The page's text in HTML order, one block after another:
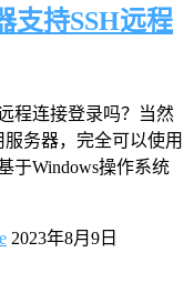
支持SSH远程
程连接登录吗？当然
务器，完全可以使用
于Windows操作系统
2023年8月9日